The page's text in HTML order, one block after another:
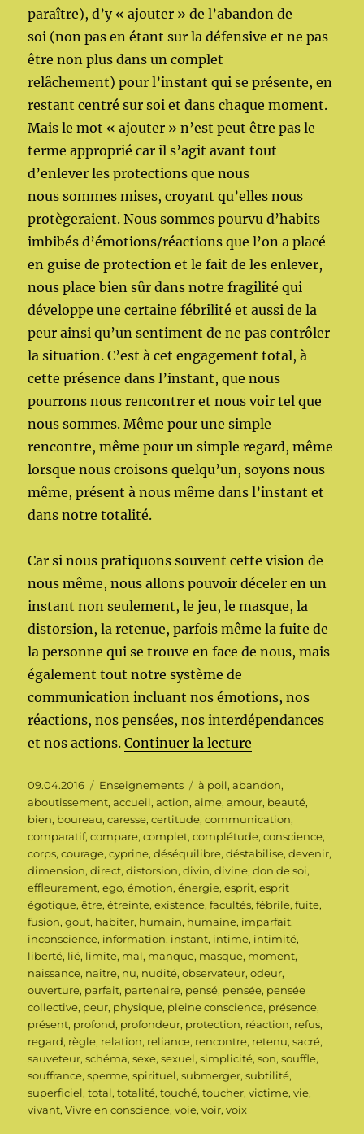
paraître), d’y « ajouter » de l’abandon de
soi (non pas en étant sur la défensive et ne pas
être non plus dans un complet
relâchement) pour l’instant qui se présente, en
restant centré sur soi et dans chaque moment.
Mais le mot « ajouter » n’est peut être pas le
terme approprié car il s’agit avant tout
d’enlever les protections que nous
nous sommes mises, croyant qu’elles nous
protègeraient. Nous sommes pourvu d’habits
imbibés d’émotions/réactions que l’on a placé
en guise de protection et le fait de les enlever,
nous place bien sûr dans notre fragilité qui
développe une certaine fébrilité et aussi de la
peur ainsi qu’un sentiment de ne pas contrôler
la situation. C’est à cet engagement total, à
cette présence dans l’instant, que nous
pourrons nous rencontrer et nous voir tel que
nous sommes. Même pour une simple
rencontre, même pour un simple regard, même
lorsque nous croisons quelqu’un, soyons nous
même, présent à nous même dans l’instant et
dans notre totalité.
Car si nous pratiquons souvent cette vision de
nous même, nous allons pouvoir déceler en un
instant non seulement, le jeu, le masque, la
distorsion, la retenue, parfois même la fuite de
la personne qui se trouve en face de nous, mais
également tout notre système de
communication incluant nos émotions, nos
réactions, nos pensées, nos interdépendances
et nos actions.Continuer la lecture
Publié
le
09.04.2016 Catégories
Enseignements Étiquettes
à poil,abandon,
aboutissement,accueil,action,aime,amour, beauté,
bien, boureau,caresse,certitude,communication,
comparatif,compare,complet,complétude,conscience,
corps,courage,cyprine,déséquilibre,déstabilise,devenir,
dimension,direct,distorsion,divin,divine,don de soi,
effleurement,ego,émotion,énergie,esprit,esprit
égotique,être,étreinte,existence,facultés,fébrile,fuite,
fusion,gout, habiter, humain, humaine, imparfait,
inconscience, information, instant, intime, intimité,
liberté, lié, limite, mal, manque, masque, moment,
naissance, naître, nu, nudité,observateur,odeur,
ouverture, parfait, partenaire, pensé, pensée, pensée
collective, peur, physique, pleine conscience, présence,
présent, profond, profondeur, protection, réaction, refus,
regard, règle, relation, reliance, rencontre, retenu,sacré,
sauveteur,schéma,sexe,sexuel,simplicité,son,souffle,
souffrance,sperme,spirituel,submerger,subtilité,
superficiel,total,totalité,touché,toucher,victime,vie,
vivant,Vivre en conscience,voie,voir,voix